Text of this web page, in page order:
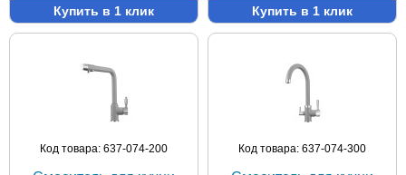
Купить в 1 клик Купить в 1 клик
Код товара: 637-074-200 Код товара: 637-074-300